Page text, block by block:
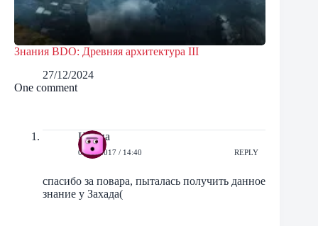
Знания BDO: Древняя архитектура III
27/12/2024
One comment
Ирина
05/11/2017 / 14:40 REPLY
спасибо за повара, пыталась получить данное
знание у Захада(